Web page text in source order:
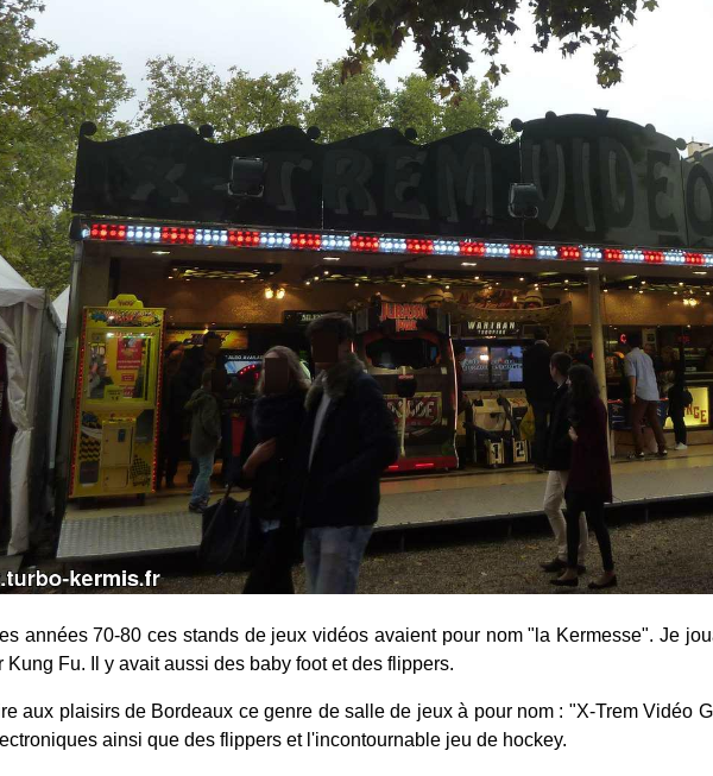
années 70-80 ces stands de jeux vidéos avaient pour nom "la Kermesse". Je
Kung Fu. Il y avait aussi des baby foot et des flippers.
aux plaisirs de Bordeaux ce genre de salle de jeux à pour nom : "X-Trem Vidéo
ainsi que des flippers et l'incontournable jeu de hockey.